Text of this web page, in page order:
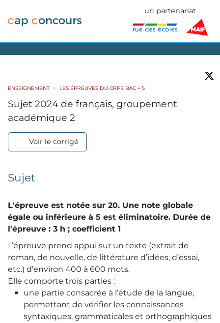
un partenariat
ENSEIGNEMENT LES ÉPREUVES DU CRPE BAC + 5
Sujet 2024 de français, groupement
académique 2
Voir le corrigé
Sujet
L'épreuve est notée sur 20. Une note globale
égale ou inférieure à 5 est éliminatoire. Durée de
l'épreuve : 3 h ; coefficient 1
L’épreuve prend appui sur un texte (extrait de
roman, de nouvelle, de littérature d’idées, d’essai,
etc.) d’environ 400 à 600 mots.
Elle comporte trois parties :
une partie consacrée à l’étude de la langue,
permettant de vérifier les connaissances
syntaxiques, grammaticales et orthographiques